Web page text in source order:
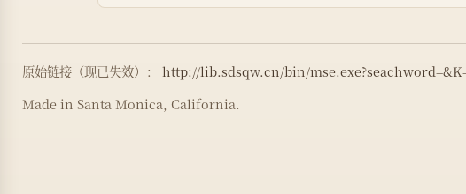
原始链接（现已失效）：
http://lib.sdsqw.cn/bin/
Made in Santa Monica, California.